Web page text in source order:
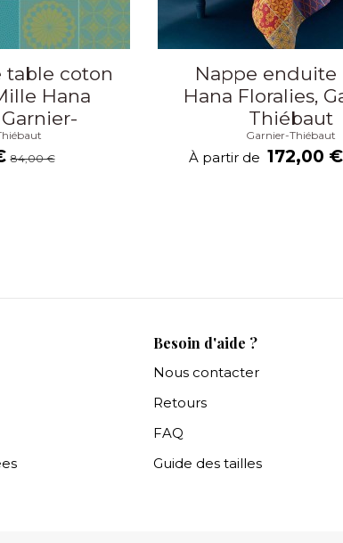
table coton
Hana
(par 4)
84,00 €
Nappe enduite
Hana Floralies,
Thiébaut
Garnier-Thiébaut
À partir de 172,00
Besoin d'aide ?
Nous contacter
Retours
FAQ
Guide des tailles